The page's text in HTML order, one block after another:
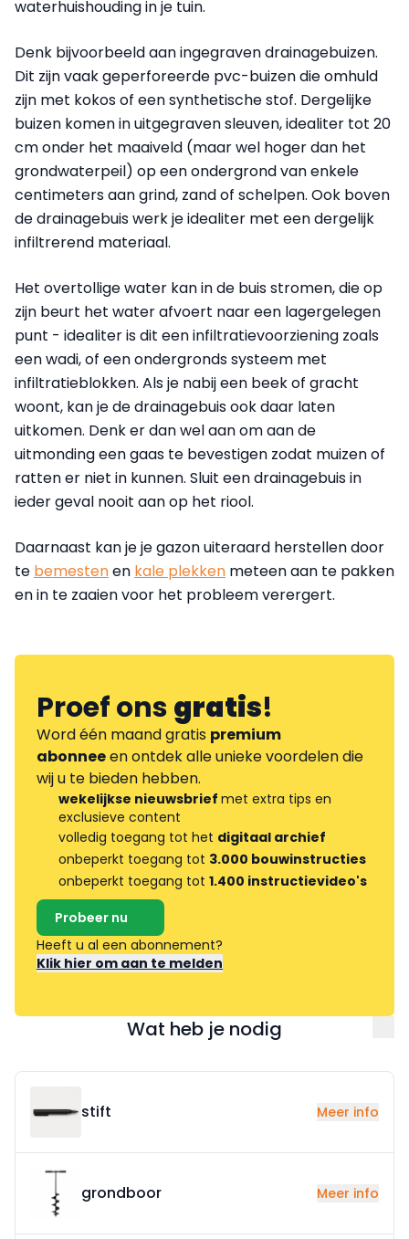
waterhuishouding in je tuin.
Denk bijvoorbeeld aan ingegraven drainagebuizen.
Dit zijn vaak geperforeerde pvc-buizen die omhuld
zijn met kokos of een synthetische stof. Dergelijke
buizen komen in uitgegraven sleuven, idealiter tot 20
cm onder het maaiveld (maar wel hoger dan het
grondwaterpeil) op een ondergrond van enkele
centimeters aan grind, zand of schelpen. Ook boven
de drainagebuis werk je idealiter met een dergelijk
infiltrerend materiaal.
Het overtollige water kan in de buis stromen, die op
zijn beurt het water afvoert naar een lagergelegen
punt - idealiter is dit een infiltratievoorziening zoals
een wadi, of een ondergronds systeem met
infiltratieblokken. Als je nabij een beek of gracht
woont, kan je de drainagebuis ook daar laten
uitkomen. Denk er dan wel aan om aan de
uitmonding een gaas te bevestigen zodat muizen of
ratten er niet in kunnen. Sluit een drainagebuis in
ieder geval nooit aan op het riool.
Daarnaast kan je je gazon uiteraard herstellen door
te bemestenen kale plekken meteen aan te pakken
en in te zaaien voor het probleem verergert.
Proef onsgratis!
Word één maand gratis premium
abonneeen ontdek alle unieke voordelen die
wij u te bieden hebben.
wekelijkse nieuwsbrief met extra tips en
exclusieve content
volledig toegang tot het digitaal archief
onbeperkt toegang tot 3.000 bouwinstructies
onbeperkt toegang tot 1.400 instructievideo's
Probeer nu
Heeft u al een abonnement?
Klik hier om aan te melden
Wat heb je nodig
stift Meer info
grondboor Meer info